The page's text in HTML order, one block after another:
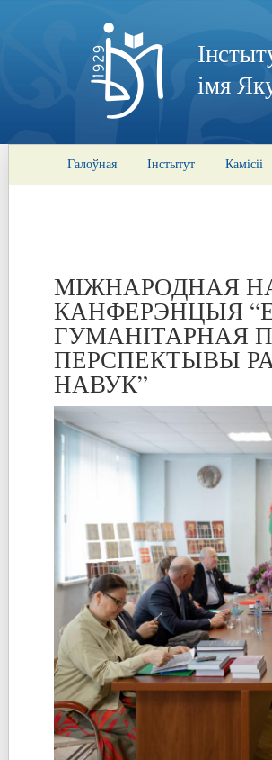
імя
Галоўная Інстытут Камісіі
МІЖНАРОДНАЯ
КАНФЕРЭНЦЫЯ
ГУМАНІТАРНАЯ
ПЕРСПЕКТЫВЫ
НАВУК”